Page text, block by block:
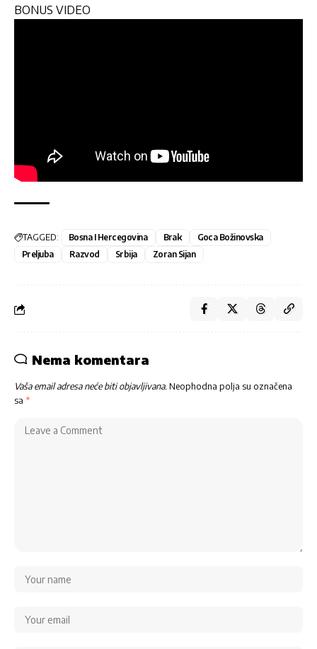
BONUS VIDEO
TAGGED: Bosna I Hercegovina Brak
Goca Božinovska
Preljuba
Razvod Srbija Zoran Sijan
Nema komentara
Vaša email adresa neće biti objavljivana. Neophodna polja su označena
sa *